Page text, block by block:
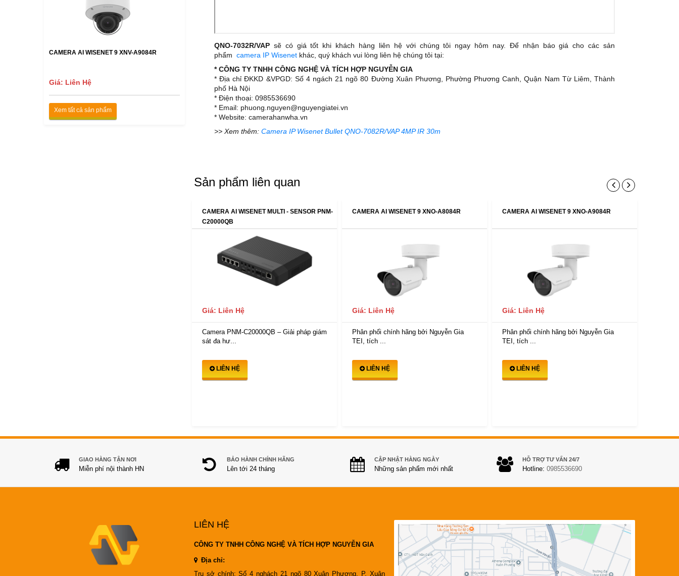
CAMERA AI WISENET 9 XNV-A9084R
Giá: Liên Hệ
Xem tất cả sản phẩm
QNO-7032R/VAP sẽ có giá tốt khi khách hàng liên hệ với chúng tôi ngay hôm nay. Để nhận báo giá cho các sản
phẩm camera IP Wisenet khác, quý khách vui lòng liên hệ chúng tôi tại:
* CÔNG TY TNHH CÔNG NGHỆ VÀ TÍCH HỢP NGUYỄN GIA
* Địa chỉ ĐKKD &VPGD: Số 4 ngách 21 ngõ 80 Đường Xuân Phương, Phường Phương Canh, Quận Nam Từ Liêm, Thành
phố Hà Nội
* Điện thoại: 0985536690
* Email: phuong.nguyen@nguyengiatei.vn
* Website: camerahanwha.vn
>> Xem thêm: Camera IP Wisenet Bullet QNO-7082R/VAP 4MP IR 30m
Sản phẩm liên quan
CAMERA AI WISENET MULTI - SENSOR PNM-
C20000QB
Giá: Liên Hệ
Camera PNM-C20000QB – Giải pháp giám
sát đa hư...
LIÊN HỆ
CAMERA AI WISENET 9 XNO-A8084R
Giá: Liên Hệ
Phân phối chính hãng bởi Nguyễn Gia
TEI, tích ...
LIÊN HỆ
CAMERA AI WISENET 9 XNO-A9084R
Giá: Liên Hệ
Phân phối chính hãng bởi Nguyễn Gia
TEI, tích ...
LIÊN HỆ
GIAO HÀNG TẬN NƠI
Miễn phí nội thành HN
BẢO HÀNH CHÍNH HÃNG
Lên tới 24 tháng
CẬP NHẬT HÀNG NGÀY
Những sản phẩm mới nhất
HỖ TRỢ TƯ VẤN 24/7
Hotline: 0985536690
LIÊN HỆ
CÔNG TY TNHH CÔNG NGHỆ VÀ TÍCH HỢP NGUYỄN GIA
Địa chỉ:
Trụ sở chính: Số 4 nghách 21 ngõ 80 Xuân Phương, P. Xuân